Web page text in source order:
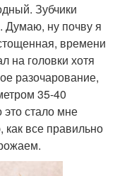
Зубчики
Думаю, ну почву я
времени
на головки хотя
разочарование,
35-40
стало мне
все правильно